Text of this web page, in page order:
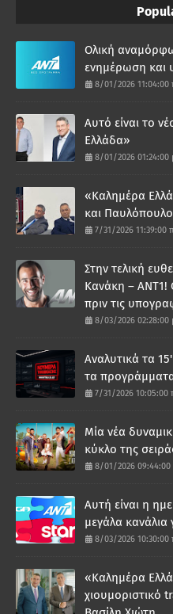
Ολική
ενημέρωση και
8/01/2026 11:04:00
Αυτό είναι το
Ελλάδα»
8/01/2026 01:24:00
«Καλημέρα
και Παυλόπουλο
7/31/2026 11:39:00
Στην τελική
Κανάκη – ΑΝΤ1!
πριν τις
8/03/2026 02:28:00
Αναλυτικά τα
τα
7/31/2026 10:05:00
Μία νέα
κύκλο της
8/01/2026 09:44:00
Αυτή είναι η
μεγάλα
8/03/2026 10:30:00
«Καλημέρα
χιουμοριστικό